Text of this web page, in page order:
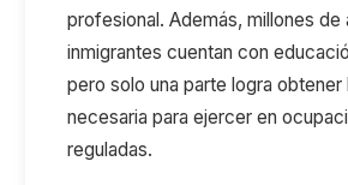
profesional. Además, millones de
inmigrantes cuentan con
pero solo una parte logra obtener
necesaria para ejercer en
reguladas.